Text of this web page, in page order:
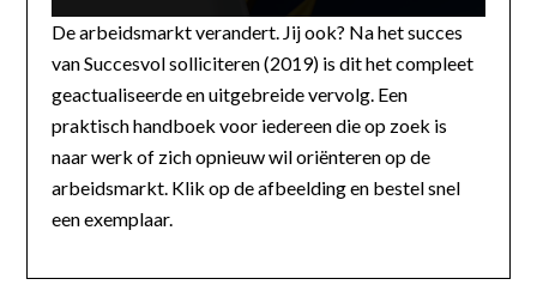
De arbeidsmarkt verandert. Jij ook? Na het succes
van Succesvol solliciteren (2019) is dit het compleet
geactualiseerde en uitgebreide vervolg. Een
praktisch handboek voor iedereen die op zoek is
naar werk of zich opnieuw wil oriënteren op de
arbeidsmarkt. Klik op de afbeelding en bestel snel
een exemplaar.